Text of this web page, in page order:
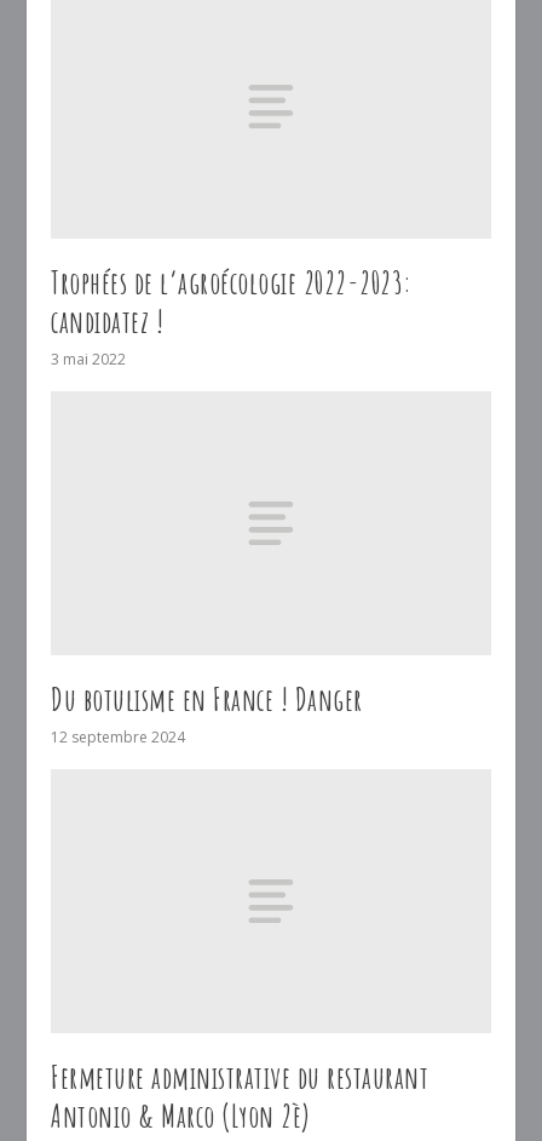
Trophées de l’agroécologie 2022-2023:
candidatez !
3 mai 2022
Du botulisme en France ! Danger
12 septembre 2024
Fermeture administrative du restaurant
Antonio & Marco (Lyon 2è)